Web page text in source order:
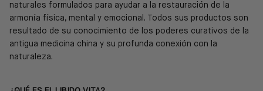
naturales formulados para ayudar a la restauración de la
armonía física, mental y emocional. Todos sus productos son
resultado de su conocimiento de los poderes curativos de la
antigua medicina china y su profunda conexión con la
naturaleza.